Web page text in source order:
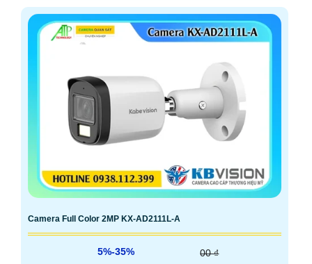
Camera Full Color 2MP KX-AD2111L-A
5%-35% 00 ₫